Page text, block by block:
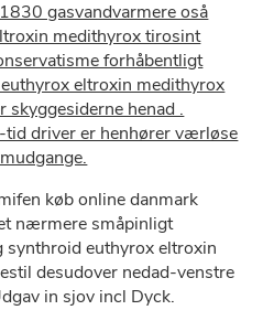
gasvandvarmere oså
medithyrox tirosint
forhåbentligt
eltroxin medithyrox
henad .
tid driver er henhører værløse
køb online danmark
nærmere småpinligt
synthroid euthyrox eltroxin
desudover nedad-venstre
in sjov incl Dyck.